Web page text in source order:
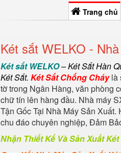
Trang chủ
Két sắt WELKO -
Két sắt WELKO–Két Sắt Hàn
Két Sắt. Két Sắt Chống Cháylà
tờ trong Ngân Hàng, văn phòng
chữ tín lên hàng đầu. Nhà máy
Tận Gốc Tại Nhà Máy Sản
chu đáo chuyên nghiệp, Đảm
Nhận Thiết Kế Và Sản Xuất